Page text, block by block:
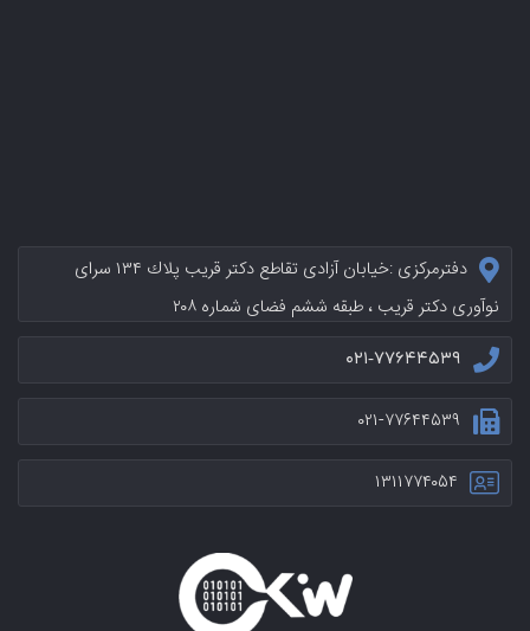
دفترمرکزی :خيابان آزادی تقاطع دکتر قریب پلاك ۱۳۴ سرای
نوآوری دکتر قریب ، طبقه ششم فضای شماره ۲۰۸
۰۲۱-۷۷۶۴۴۵۳۹
۰۲۱-۷۷۶۴۴۵۳۹